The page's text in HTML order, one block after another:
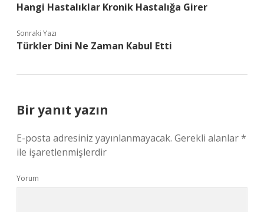
Hangi Hastalıklar Kronik Hastalığa Girer
Sonraki Yazı
Türkler Dini Ne Zaman Kabul Etti
Bir yanıt yazın
E-posta adresiniz yayınlanmayacak. Gerekli alanlar*
ile işaretlenmişlerdir
Yorum